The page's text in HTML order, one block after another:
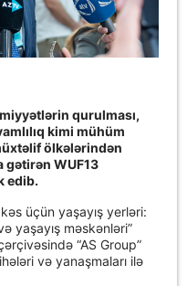
qurulması,
kimi mühüm
ölkələrindən
gətirən WUF13
edib.
üçün yaşayış yerləri:
yaşayış məskənləri”
“AS Group”
və yanaşmaları ilə